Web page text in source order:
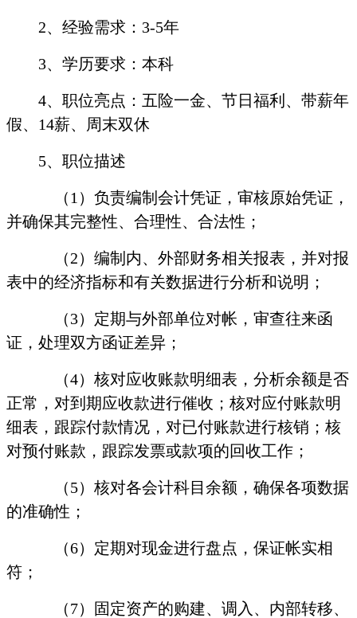
2、经验需求： 3-5年
3、学历要求：本科
4、职位亮点：五险一金、节日福利、带薪年
假、 14薪、周末双休
5、职位描述
（1 ）负责编制会计凭证，审核原始凭证，
并确保其完整性、合理性、合法性；
（2）编制内、外部财务相关报表，并对报
表中的经济指标和有关数据进行分析和说明；
（3）定期与外部单位对帐，审查往来函
证，处理双方函证差异；
（4）核对应收账款明细表，分析余额是否
正常，对到期应收款进行催收；核对应付账款明
细表，跟踪付款情况，对已付账款进行核销；核
对预付账款，跟踪发票或款项的回收工作；
（5）核对各会计科目余额，确保各项数据
的准确性；
（6）定期对现金进行盘点，保证帐实相
符；
（7）固定资产的购建、调入、内部转移、